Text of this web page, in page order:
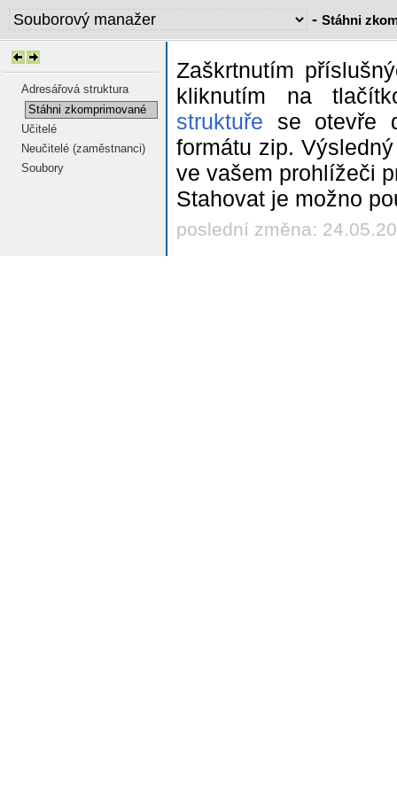
- Stáhni
Adresářová struktura
Stáhni zkomprimované
Učitelé
Neučitelé (zaměstnanci)
Soubory
Zaškrtnutím
kliknutím na
struktuře se otevře
formátu zip.
ve vašem prohlížeči
Stahovat je možno
poslední změna: